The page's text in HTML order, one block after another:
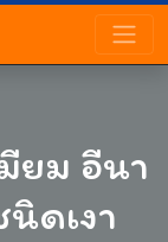
ยม อีนา
ดเงา